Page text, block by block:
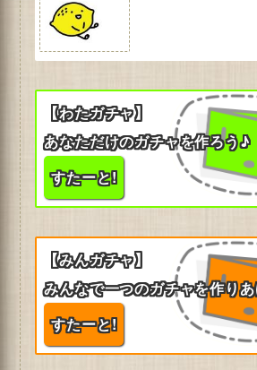
【わたガチャ】
あなただけのガチャを作ろう♪
すたーと!
【みんガチャ】
みんなで一つのガチャを作り
すたーと!